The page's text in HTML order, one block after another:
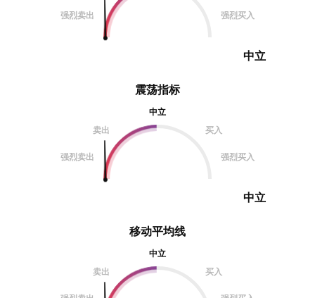
震荡指标
中立
卖出
买入
强烈卖出 强烈买入
中立
强烈卖出 强烈买入
中立
移动平均线
中立
卖出
买入